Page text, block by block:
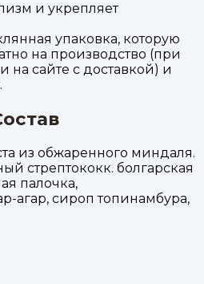
и укрепляет
упаковка, которую
на производство (при
на сайте с доставкой) и
из обжаренного миндаля.
стрептококк. болгарская
палочка,
агар, сироп топинамбура,